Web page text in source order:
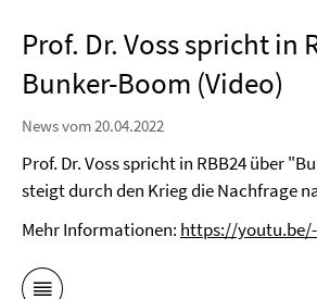
Prof. Dr. Voss spricht in
Bunker-Boom (Video)
News vom 20.04.2022
Prof. Dr. Voss spricht in RBB24 über
steigt durch den Krieg die Nachfrage
Mehr Informationen: https://youtu.be/-